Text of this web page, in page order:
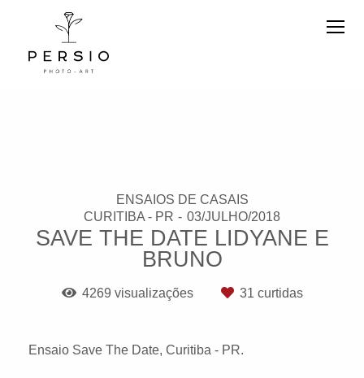
ENSAIOS DE CASAIS
CURITIBA - PR
03/JULHO/2018
SAVE THE DATE LIDYANE E
BRUNO
4269 visualizações 31 curtidas
Ensaio Save The Date, Curitiba - PR.